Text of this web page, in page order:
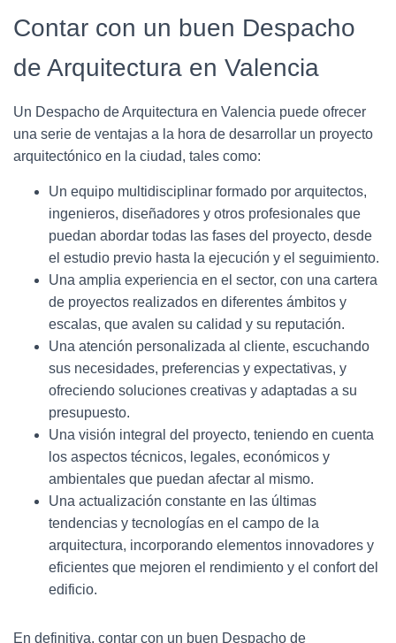
Contar con un buen Despacho
de Arquitectura en Valencia
Un Despacho de Arquitectura en Valencia puede ofrecer
una serie de ventajas a la hora de desarrollar un proyecto
arquitectónico en la ciudad, tales como:
Un equipo multidisciplinar formado por arquitectos,
ingenieros, diseñadores y otros profesionales que
puedan abordar todas las fases del proyecto, desde
el estudio previo hasta la ejecución y el seguimiento.
Una amplia experiencia en el sector, con una cartera
de proyectos realizados en diferentes ámbitos y
escalas, que avalen su calidad y su reputación.
Una atención personalizada al cliente, escuchando
sus necesidades, preferencias y expectativas, y
ofreciendo soluciones creativas y adaptadas a su
presupuesto.
Una visión integral del proyecto, teniendo en cuenta
los aspectos técnicos, legales, económicos y
ambientales que puedan afectar al mismo.
Una actualización constante en las últimas
tendencias y tecnologías en el campo de la
arquitectura, incorporando elementos innovadores y
eficientes que mejoren el rendimiento y el confort del
edificio.
En definitiva, contar con un buen Despacho de